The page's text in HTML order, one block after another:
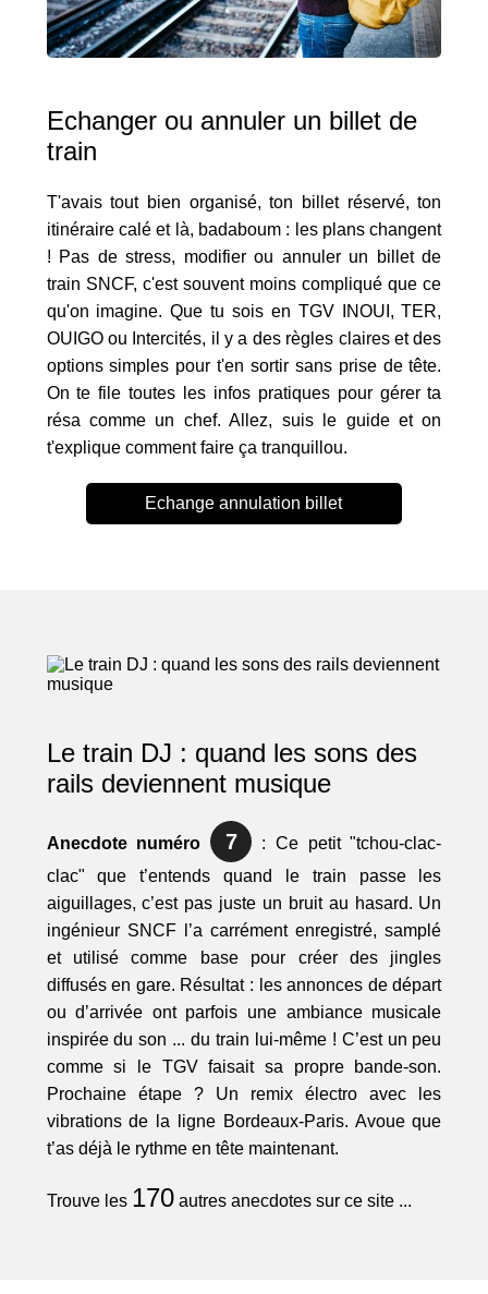
Echanger ou annuler un billet de
train
T'avais tout bien organisé, ton billet réservé, ton
itinéraire calé et là, badaboum : les plans changent
! Pas de stress, modifier ou annuler un billet de
train SNCF, c'est souvent moins compliqué que ce
qu'on imagine. Que tu sois en TGV INOUI, TER,
OUIGO ou Intercités, il y a des règles claires et des
options simples pour t'en sortir sans prise de tête.
On te file toutes les infos pratiques pour gérer ta
résa comme un chef. Allez, suis le guide et on
t'explique comment faire ça tranquillou.
Echange annulation billet
Le train DJ : quand les sons des
rails deviennent musique
Anecdote numéro 7
: Ce petit "tchou-clac-
clac" que t’entends quand le train passe les
aiguillages, c’est pas juste un bruit au hasard. Un
ingénieur SNCF l’a carrément enregistré, samplé
et utilisé comme base pour créer des jingles
diffusés en gare. Résultat : les annonces de départ
ou d’arrivée ont parfois une ambiance musicale
inspirée du son ... du train lui-même ! C’est un peu
comme si le TGV faisait sa propre bande-son.
Prochaine étape ? Un remix électro avec les
vibrations de la ligne Bordeaux-Paris. Avoue que
t’as déjà le rythme en tête maintenant.
Trouve les 170autres anecdotes sur ce site ...